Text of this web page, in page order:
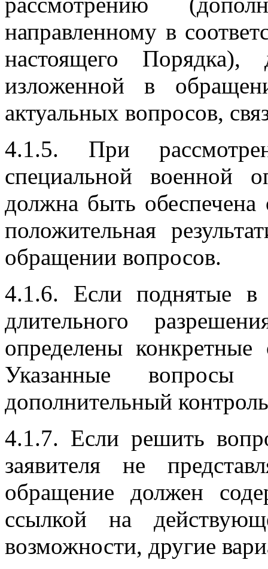
направленному в
настоящего Порядка),
изложенной в
актуальных вопросов,
4.1.5. При
специальной военной
должна быть обеспечена
положительная
обращении вопросов.
4.1.6. Если поднятые в
длительного
определены
Указанные вопросы
дополнительный
4.1.7. Если решить
заявителя не
обращение должен
ссылкой на
возможности, другие